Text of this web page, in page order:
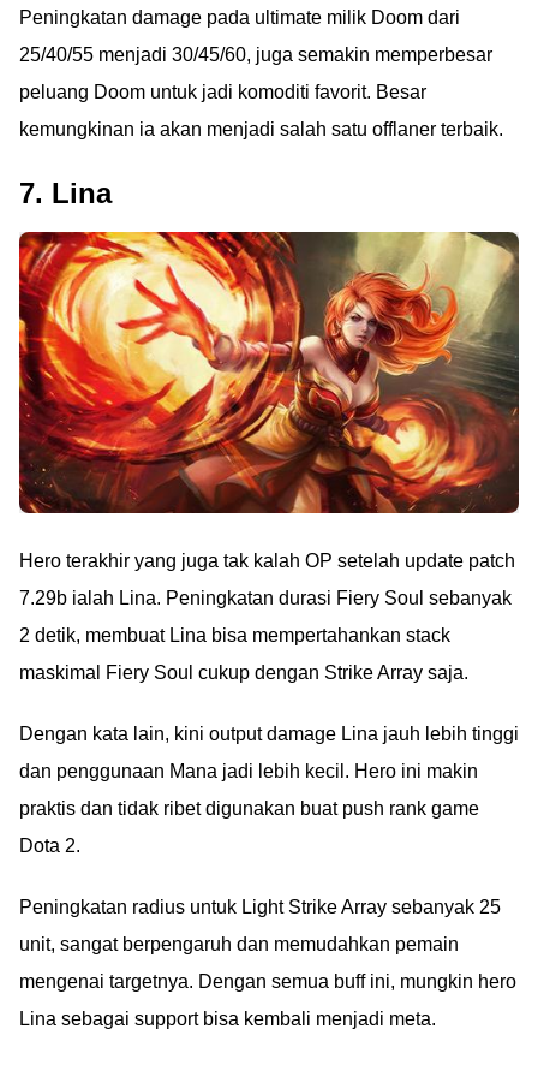
Peningkatan damage pada ultimate milik Doom dari
25/40/55 menjadi 30/45/60, juga semakin memperbesar
peluang Doom untuk jadi komoditi favorit. Besar
kemungkinan ia akan menjadi salah satu offlaner terbaik.
7. Lina
Hero terakhir yang juga tak kalah OP setelah update patch
7.29b ialah Lina. Peningkatan durasi Fiery Soul sebanyak
2 detik, membuat Lina bisa mempertahankan stack
maskimal Fiery Soul cukup dengan Strike Array saja.
Dengan kata lain, kini output damage Lina jauh lebih tinggi
dan penggunaan Mana jadi lebih kecil. Hero ini makin
praktis dan tidak ribet digunakan buat push rank game
Dota 2.
Peningkatan radius untuk Light Strike Array sebanyak 25
unit, sangat berpengaruh dan memudahkan pemain
mengenai targetnya. Dengan semua buff ini, mungkin hero
Lina sebagai support bisa kembali menjadi meta.